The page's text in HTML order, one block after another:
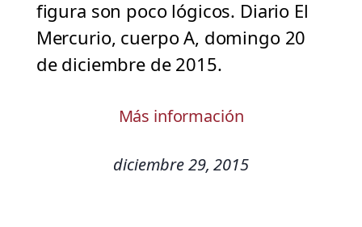
figura son poco lógicos. Diario El
Mercurio, cuerpo A, domingo 20
de diciembre de 2015.
Más información
diciembre 29, 2015